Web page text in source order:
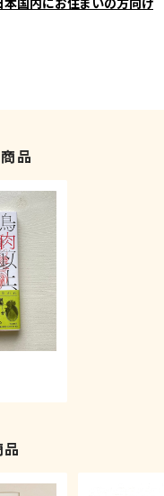
本国内にお住まいの方向け
品
品